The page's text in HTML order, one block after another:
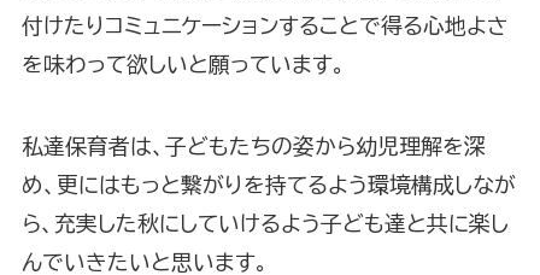
付けたりコミュニケーションすることで得る心地よさ
を味わって欲しいと願っています。
私達保育者は、子どもたちの姿から幼児理解を深
め、更にはもっと繋がりを持てるよう環境構成しなが
ら、充実した秋にしていけるよう子ども達と共に楽し
んでいきたいと思います。